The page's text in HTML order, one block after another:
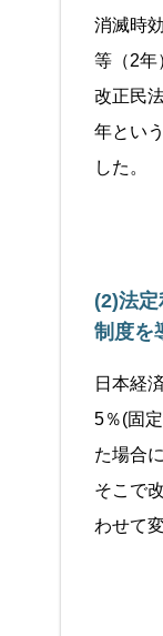
消滅時
等（2年
改正民
年とい
した。
(2)法
制度を
日本経
5％(固
た場合
そこで
わせて